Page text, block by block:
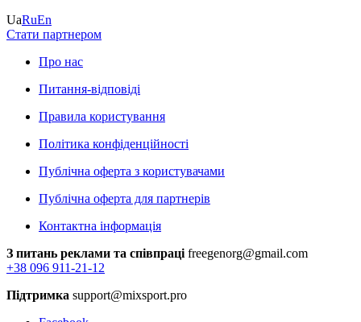
UaRuEn
Стати партнером
Про нас
Питання-відповіді
Правила користування
Політика конфіденційності
Публічна оферта з користувачами
Публічна оферта для партнерів
Контактна інформація
З питань реклами та співпраці freegenorg@gmail.com
+38 096 911-21-12
Підтримка support@mixsport.pro